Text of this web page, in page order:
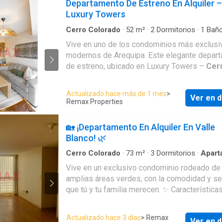
Departamento De Estreno En Alquiler –
Luxury Towers
Cerro Colorado · 52 m² · 2 Dormitorios · 1
Vive en uno de los condominios más
modernos de Arequipa. Este elegante
de estreno, ubicado en Luxury Towers –
excelente iluminación natural y acceso a un
La cocina se entrega completamente
empotrado Microondas Campana extractora
Refrigeradora Lavaseca Dispone de 2 habitaciones
y 1 baño completo, además de acabados
como: Cerradura inteligente Luces LED de tres
tonalidades Filtro de agua instalado Rollers
las ventanas y mamparas El departamento se alquila
completamente amoblado, listo para mudarse.
Cochera: Disponible con costo adicional. 🔒
Actualizado hace más de 1 mes>
Remax Properties
Ver en
🏡 ¡Departamento En Alquiler En Valle
Blanco! 🌿
Cerro Colorado · 73 m² · 3 Dormitorios ·
Vive en un exclusivo condominio rodeado de
amplias áreas verdes, con la comodidad y
que tú y tu familia merecen. ✨ Características: •
iluminada sala-comedor. • 3 cómodas
Actualizado hace 3 días> Remax